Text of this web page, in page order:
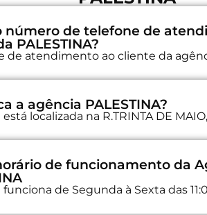
número de telefone de
PALESTINA?
de atendimento ao cliente da
a agência PALESTINA?
localizada na R.TRINTA DE
de funcionamento da
de Segunda à Sexta das